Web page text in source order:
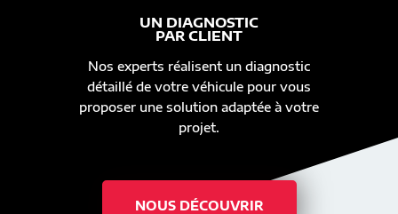
UN DIAGNOSTIC
PAR CLIENT
Nos experts réalisent un diagnostic
détaillé de votre véhicule pour vous
proposer une solution adaptée à votre
projet.
NOUS DÉCOUVRIR